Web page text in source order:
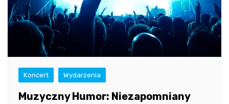
Koncert Wydarzenia
Muzyczny Humor: Niezapomniany